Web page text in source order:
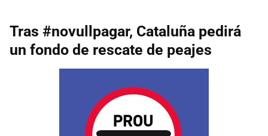
Tras #novullpagar, Cataluña pedirá
un fondo de rescate de peajes